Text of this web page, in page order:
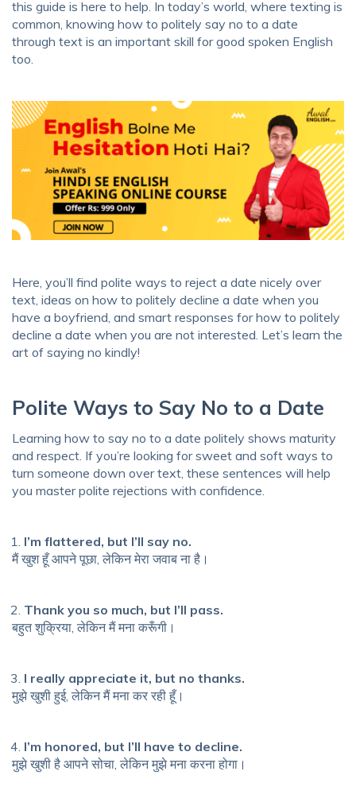
this guide is here to help. In today’s world, where texting is
common, knowing how to politely say no to a date
through text is an important skill for good spoken English
too.
Here, you’ll find polite ways to reject a date nicely over
text, ideas on how to politely decline a date when you
have a boyfriend, and smart responses for how to politely
decline a date when you are not interested. Let’s learn the
art of saying no kindly!
Polite Ways to Say No to a Date
Learning how to say no to a date politely shows maturity
and respect. If you’re looking for sweet and soft ways to
turn someone down over text, these sentences will help
you master polite rejections with confidence.
I’m flattered, but I’ll say no.
मैं खुश हूँ आपने पूछा, लेकिन मेरा जवाब ना है।
Thank you so much, but I’ll pass.
बहुत शुक्रिया, लेकिन मैं मना करूँगी।
I really appreciate it, but no thanks.
मुझे खुशी हुई, लेकिन मैं मना कर रही हूँ।
I’m honored, but I’ll have to decline.
मुझे खुशी है आपने सोचा, लेकिन मुझे मना करना होगा।